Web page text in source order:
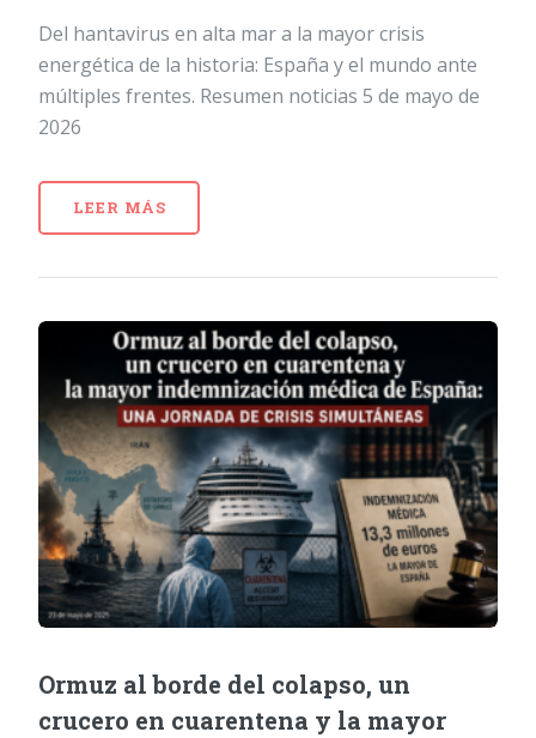
Del hantavirus en alta mar a la mayor crisis
energética de la historia: España y el mundo ante
múltiples frentes. Resumen noticias 5 de mayo de
2026
LEER MÁS
Ormuz al borde del colapso, un
crucero en cuarentena y la mayor